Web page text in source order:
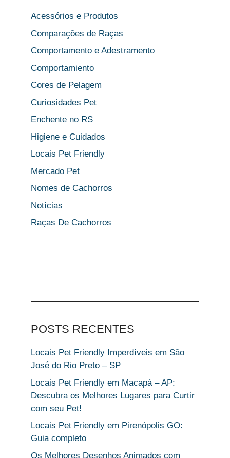
Acessórios e Produtos
Comparações de Raças
Comportamento e Adestramento
Comportamiento
Cores de Pelagem
Curiosidades Pet
Enchente no RS
Higiene e Cuidados
Locais Pet Friendly
Mercado Pet
Nomes de Cachorros
Notícias
Raças De Cachorros
POSTS RECENTES
Locais Pet Friendly Imperdíveis em São
José do Rio Preto – SP
Locais Pet Friendly em Macapá – AP:
Descubra os Melhores Lugares para Curtir
com seu Pet!
Locais Pet Friendly em Pirenópolis GO:
Guia completo
Os Melhores Desenhos Animados com